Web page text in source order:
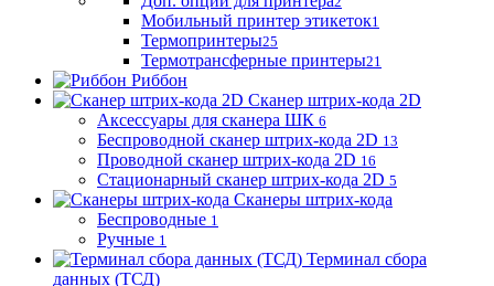
Мобильный принтер этикеток1
Термопринтеры25
Термотрансферные принтеры21
Риббон
Сканер штрих-кода 2D
Аксессуары для сканера ШК 6
Беспроводной сканер штрих-кода 2D 13
Проводной сканер штрих-кода 2D 16
Стационарный сканер штрих-кода 2D 5
Сканеры штрих-кода
Беспроводные 1
Ручные 1
Терминал сбора
данных (ТСД)